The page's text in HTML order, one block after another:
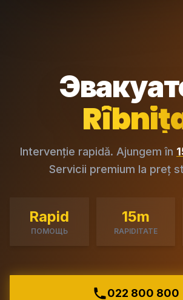
Intervenție rapidă. Ajungem în
Servicii premium la preț
Rapid
ПОМОЩЬ
15m
RAPIDITATE
022 800 800